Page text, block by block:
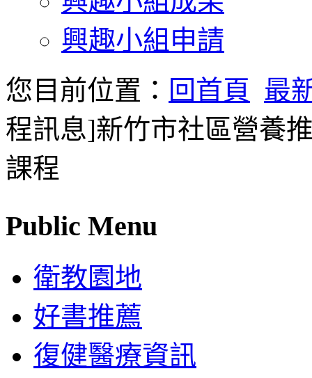
興趣小組申請
您目前位置： 回首頁 最
程訊息]新竹市社區營養
課程
Public Menu
衛教園地
好書推薦
復健醫療資訊